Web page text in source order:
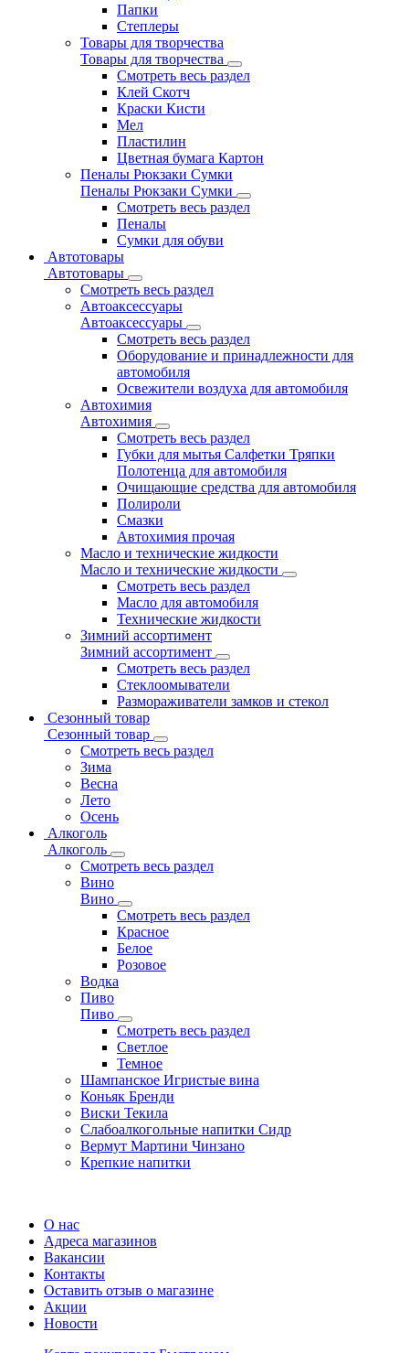
Папки
Степлеры
Товары для творчества
Товары для творчества
Смотреть весь раздел
Клей Скотч
Краски Кисти
Мел
Пластилин
Цветная бумага Картон
Пеналы Рюкзаки Сумки
Пеналы Рюкзаки Сумки
Смотреть весь раздел
Пеналы
Сумки для обуви
Автотовары
Автотовары
Смотреть весь раздел
Автоаксессуары
Автоаксессуары
Смотреть весь раздел
Оборудование и принадлежности для
автомобиля
Освежители воздуха для автомобиля
Автохимия
Автохимия
Смотреть весь раздел
Губки для мытья Салфетки Тряпки
Полотенца для автомобиля
Очищающие средства для автомобиля
Полироли
Смазки
Автохимия прочая
Масло и технические жидкости
Масло и технические жидкости
Смотреть весь раздел
Масло для автомобиля
Технические жидкости
Зимний ассортимент
Зимний ассортимент
Смотреть весь раздел
Стеклоомыватели
Размораживатели замков и стекол
Сезонный товар
Сезонный товар
Смотреть весь раздел
Зима
Весна
Лето
Осень
Алкоголь
Алкоголь
Смотреть весь раздел
Вино
Вино
Смотреть весь раздел
Красное
Белое
Розовое
Водка
Пиво
Пиво
Смотреть весь раздел
Cветлое
Темное
Шампанское Игристые вина
Коньяк Бренди
Виски Текила
Слабоалкогольные напитки Сидр
Вермут Мартини Чинзано
Крепкие напитки
О нас
Адреса магазинов
Вакансии
Контакты
Оставить отзыв о магазине
Акции
Новости